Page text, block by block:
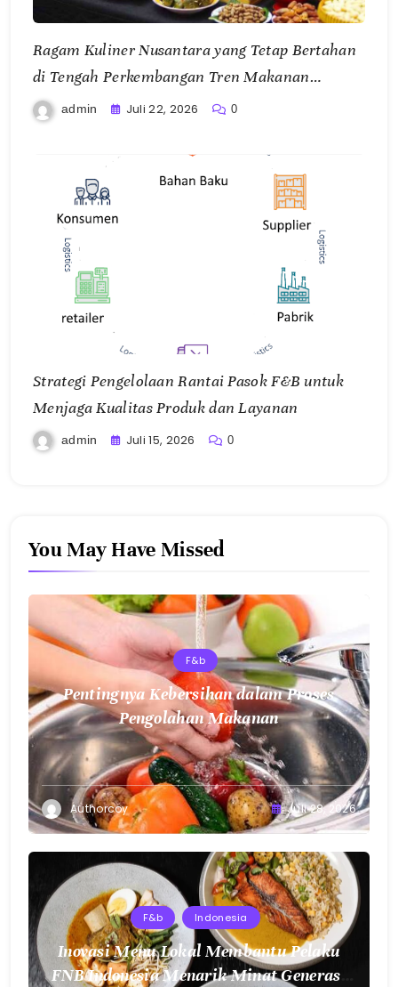
Ragam Kuliner Nusantara yang Tetap Bertahan
di Tengah Perkembangan Tren Makanan
Modern
admin Juli 22, 2026 0
Strategi Pengelolaan Rantai Pasok F&B untuk
Menjaga Kualitas Produk dan Layanan
admin Juli 15, 2026 0
You May Have Missed
F&b
Pentingnya Kebersihan dalam Proses
Pengolahan Makanan
Authorcoy Juli 28, 2026
F&b Indonesia
Inovasi Menu Lokal Membantu Pelaku
FNB Indonesia Menarik Minat Generasi